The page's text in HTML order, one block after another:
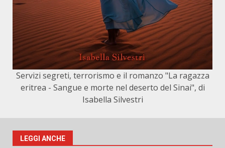
Servizi segreti, terrorismo e il romanzo "La ragazza
eritrea - Sangue e morte nel deserto del Sinai", di
Isabella Silvestri
LEGGI ANCHE